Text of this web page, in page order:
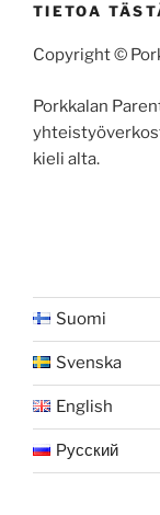
TIETOA
Copyright ©
Porkkalan
kieli alta.
Suomi
Svenska
English
Русский